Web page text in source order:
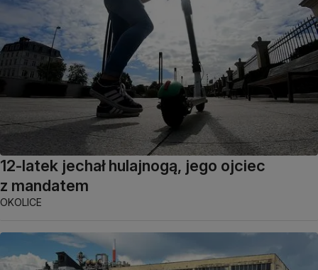
12-latek jechał hulajnogą, jego ojciec
z mandatem
OKOLICE